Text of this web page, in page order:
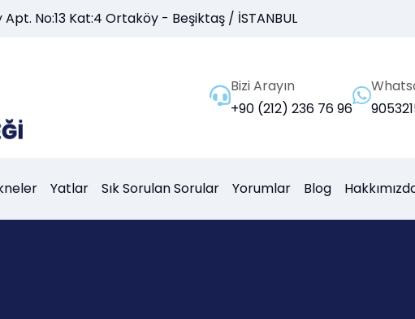
No:13 Kat:4 Ortaköy - Beşiktaş / İSTANBUL
Bizi Arayın
+90 (212) 236 76 96
Yatlar Sık Sorulan Sorular Yorumlar Blog